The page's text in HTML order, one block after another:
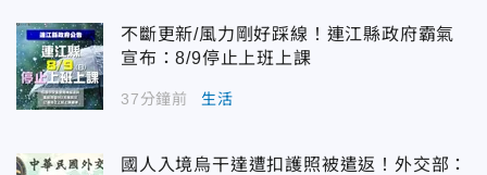
不斷更新/風力剛好踩線！連江縣政府霸氣
宣布：8/9停止上班上課
37分鐘前 生活
國人入境烏干達遭扣護照被遣返！外交部：